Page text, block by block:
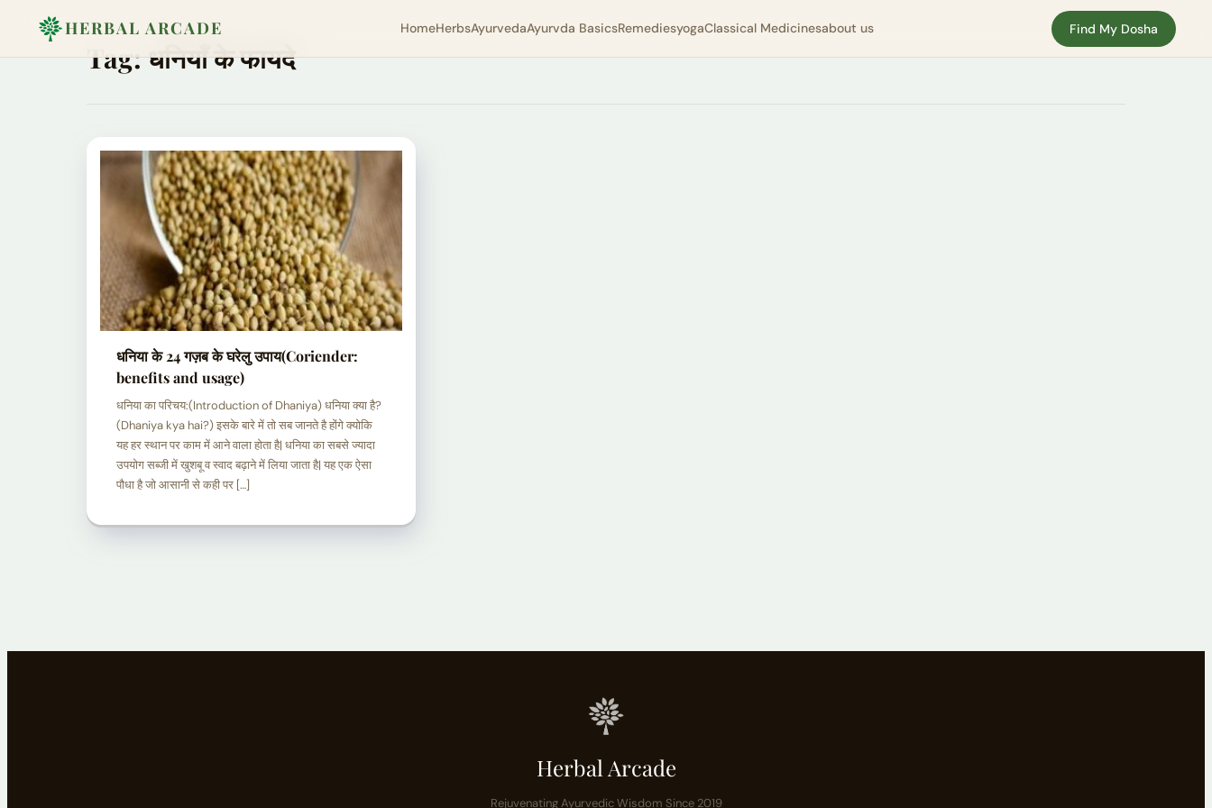
HERBAL ARCADE HomeHerbsAyurvedaAyurvda BasicsRemediesyogaClassical Medicinesabout us Find My Dosha
Tag:धनियाँ के फायदे
धनिया के 24 गज़ब के घरेलु उपाय(Coriender:
benefits and usage)
धनिया का परिचय:(Introduction of Dhaniya) धनिया क्या है?
(Dhaniya kya hai?) इसके बारे में तो सब जानते है होंगे क्योकि
यह हर स्थान पर काम में आने वाला होता है| धनिया का सबसे ज्यादा
उपयोग सब्जी में खुशबू व स्वाद बढ़ाने में लिया जाता है| यह एक ऐसा
पौधा है जो आसानी से कही पर […]
Herbal Arcade
Rejuvenating Ayurvedic Wisdom Since 2019